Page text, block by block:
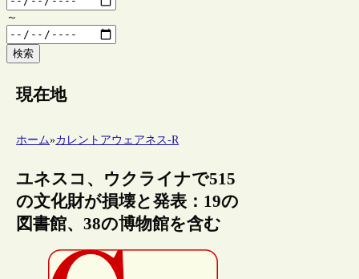
～
検索
現在地
ホーム»カレントアウェアネス-R
ユネスコ、ウクライナで515
の文化財が損壊と発表：19の
図書館、38の博物館を含む